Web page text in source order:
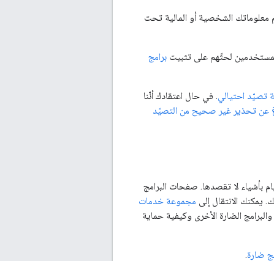
الشخصية أو المالية تحت
لحثّهم على تثبيت برامج
تصيّد احتيالي. في حال اعتقادك أنّنا
عن تحذير غير صحيح من التصيّد
بأشياء لا تقصدها. صفحات البرامج
الانتقال إلى مجموعة خدمات
الضارة الأخرى وكيفية حماية
ضارة.